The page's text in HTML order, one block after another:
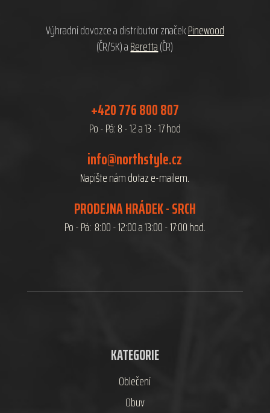
Výhradní dovozce a distributor značekPinewood
(ČR/SK) aBeretta(ČR)
+420 776 800 807
Po - Pá: 8 - 12 a 13 - 17 hod
info@northstyle.cz
Napište nám dotaz e-mailem.
PRODEJNA HRÁDEK - SRCH
Po - Pá: 8:00 - 12:00 a 13:00 - 17:00 hod.
KATEGORIE
Oblečení
Obuv